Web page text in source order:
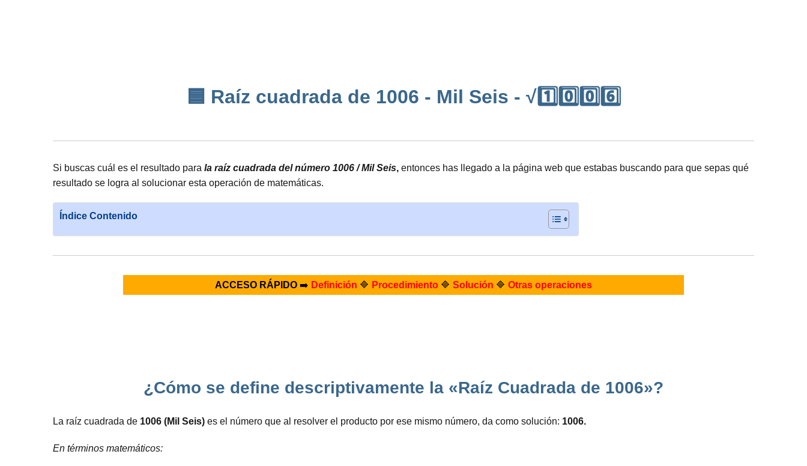
🟦 Raíz cuadrada de 1006 - Mil Seis - √1️⃣0️⃣0️⃣6️⃣
Si buscas cuál es el resultado para la raíz cuadrada del número 1006 / Mil Seis, entonces has llegado a la página web que estabas buscando para que sepas qué
resultado se logra al solucionar esta operación de matemáticas.
Índice Contenido
ACCESO RÁPIDO➡️ Definición 🔷 Procedimiento🔷 Solución 🔷 Otras operaciones
¿Cómo se define descriptivamente la «Raíz Cuadrada de 1006»?
La raíz cuadrada de 1006 (Mil Seis) es el número que al resolver el producto por ese mismo número, da como solución: 1006.
En términos matemáticos: